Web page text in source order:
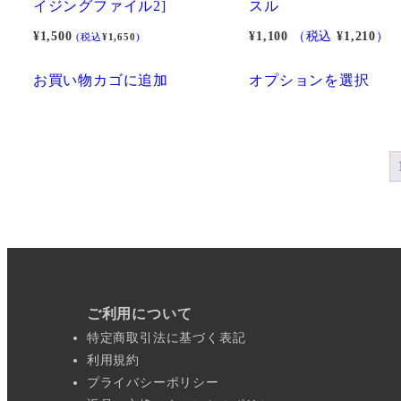
イジングファイル2]
¥1,500 (税込¥1,650)
お買い物カゴに追加
スル
¥1,100 （税込¥1,210 ）
オプションを選択
の
1
ご利用について
特定商取引法に基づく表記
利用規約
プライバシーポリシー